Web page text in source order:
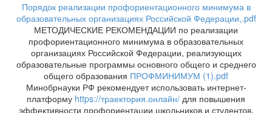
Порядок реализации профориентационного минимума в
образовательных организациях Российской Федерации,.pdf
МЕТОДИЧЕСКИЕ РЕКОМЕНДАЦИИ по реализации
профориентационного минимума в образовательных
организациях Российской Федерации, реализующих
образовательные программы основного общего и среднего
общего образования ПРОФМИНИМУМ (1).pdf
Минобрнауки РФ рекомендует использовать интернет-
платформу https://траектория.онлайн/ для повышения
эффективности профориентации школьников и студентов.